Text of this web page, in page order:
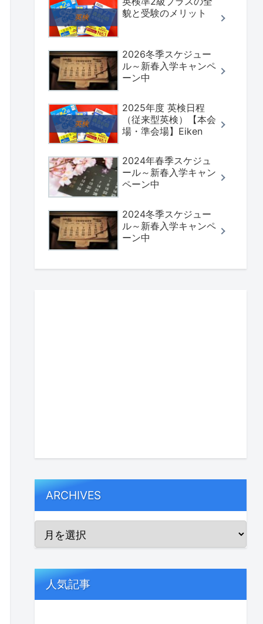
貌と受験のメリット
2026冬季スケジュー
ル～新春入学キャンペ
ーン中
2025年度 英検日程
（従来型英検）【本会
場・準会場】Eiken
2024年春季スケジュ
ール～新春入学キャン
ペーン中
2024冬季スケジュー
ル～新春入学キャンペ
ーン中
ARCHIVES
人気記事